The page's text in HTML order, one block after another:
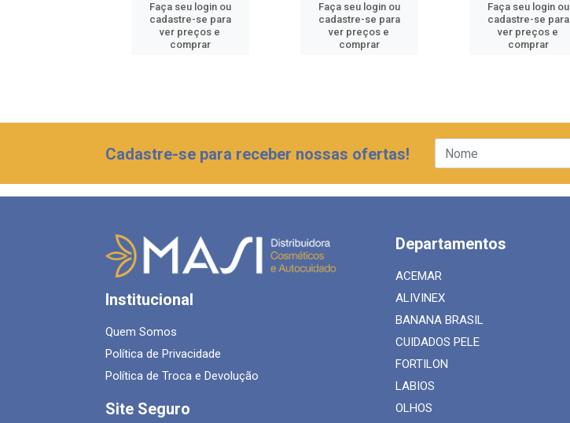
Faça seu login ou
cadastre-se para
ver preços e
comprar
Faça seu login ou
cadastre-se para
ver preços e
comprar
Faça seu login ou
cadastre-se para
ver preços e
comprar
Cadastre-se para receber nossas ofertas!
Institucional
Quem Somos
Política de Privacidade
Política de Troca e Devolução
Site Seguro
Departamentos
ACEMAR
ALIVINEX
BANANA BRASIL
CUIDADOS PELE
FORTILON
LABIOS
OLHOS